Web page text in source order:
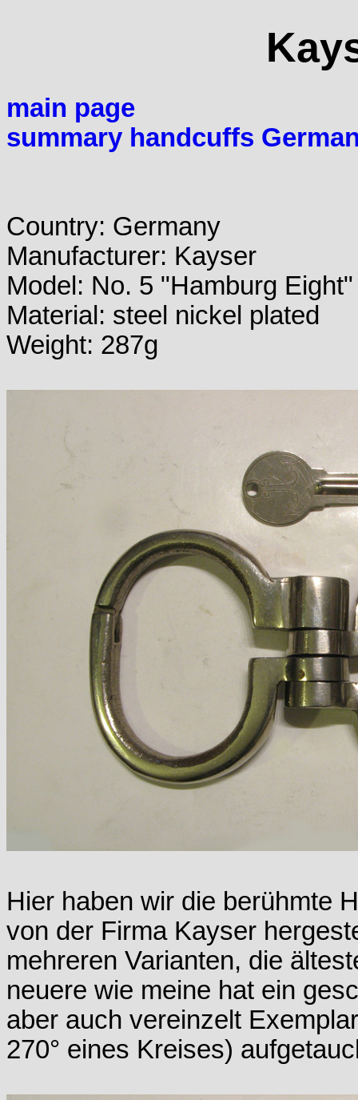
main page
summary handcuffs
Country: Germany
Manufacturer: Kayser
Model: No. 5 "Hamburg Eight"
Material: steel nickel plated
Weight: 287g
Hier haben wir die berühmte
von der Firma Kayser
mehreren Varianten, die
neuere wie meine hat ein
aber auch vereinzelt
270° eines Kreises)